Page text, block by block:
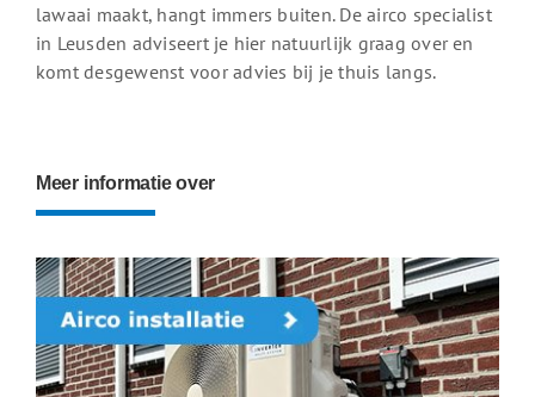
lawaai maakt, hangt immers buiten. De airco specialist
in Leusden adviseert je hier natuurlijk graag over en
komt desgewenst voor advies bij je thuis langs.
Meer informatie over